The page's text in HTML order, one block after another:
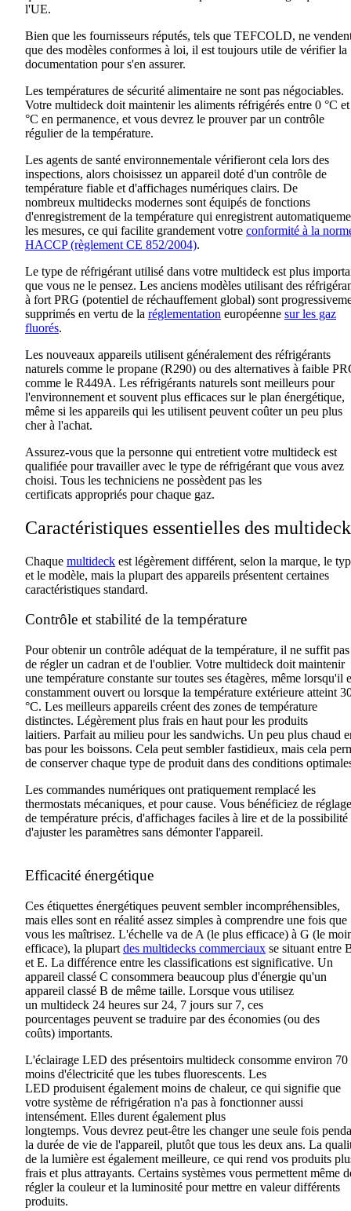
l'UE.
Bien que les fournisseurs réputés, tels que TEFCOLD, ne
que des modèles conformes à loi, il est toujours utile de vérifier la
documentation pour s'en assurer.
Les températures de sécurité alimentaire ne sont pas négociables.
Votre multideck doit maintenir les aliments réfrigérés entre 0 °C
°C en permanence, et vous devrez le prouver par un contrôle
régulier de la température.
Les agents de santé environnementale vérifieront cela lors des
inspections, alors choisissez un appareil doté d'un contrôle de
température fiable et d'affichages numériques clairs. De
nombreux multidecks modernes sont équipés de fonctions
d'enregistrement de la température qui enregistrent
les mesures, ce qui facilite grandement votre conformité à la
HACCP (règlement CE 852/2004).
Le type de réfrigérant utilisé dans votre multideck est plus
que vous ne le pensez. Les anciens modèles utilisant des
à fort PRG (potentiel de réchauffement global) sont
supprimés en vertu de la réglementation européenne sur les gaz
fluorés.
Les nouveaux appareils utilisent généralement des réfrigérants
naturels comme le propane (R290) ou des alternatives à faible
comme le R449A. Les réfrigérants naturels sont meilleurs pour
l'environnement et souvent plus efficaces sur le plan énergétique,
même si les appareils qui les utilisent peuvent coûter un peu plus
cher à l'achat.
Assurez-vous que la personne qui entretient votre multideck est
qualifiée pour travailler avec le type de réfrigérant que vous avez
choisi. Tous les techniciens ne possèdent pas les
certificats appropriés pour chaque gaz.
Caractéristiques essentielles des
Chaque multideck est légèrement différent, selon la marque, le
et le modèle, mais la plupart des appareils présentent certaines
caractéristiques standard.
Contrôle et stabilité de la température
Pour obtenir un contrôle adéquat de la température, il ne suffit pas
de régler un cadran et de l'oublier. Votre multideck doit maintenir
une température constante sur toutes ses étagères, même lorsqu'il
constamment ouvert ou lorsque la température extérieure atteint
°C. Les meilleurs appareils créent des zones de température
distinctes. Légèrement plus frais en haut pour les produits
laitiers. Parfait au milieu pour les sandwichs. Un peu plus chaud
bas pour les boissons. Cela peut sembler fastidieux, mais cela
de conserver chaque type de produit dans des conditions
Les commandes numériques ont pratiquement remplacé les
thermostats mécaniques, et pour cause. Vous bénéficiez de
de température précis, d'affichages faciles à lire et de la possibilité
d'ajuster les paramètres sans démonter l'appareil.
Efficacité énergétique
Ces étiquettes énergétiques peuvent semblerincompréhensibles,
mais elles sont en réalité assez simples à comprendre une fois que
vous les maîtrisez. L'échelle va de A (le plus efficace) à G (le
efficace), la plupart des multidecks commerciaux se situant entre
et E. La différence entre les classifications est significative. Un
appareil classé C consommera beaucoup plus d'énergie qu'un
appareil classé B de même taille. Lorsque vous utilisez
un multideck 24 heures sur 24, 7 jours sur 7, ces
pourcentages peuvent se traduire pardes économies (ou des
coûts) importants.
L'éclairage LED des présentoirs multideck consomme environ 70
moins d'électricité que les tubes fluorescents. Les
LED produisent également moins de chaleur, ce qui signifie que
votre système de réfrigération n'a pas à fonctionner aussi
intensément. Elles durent également plus
longtemps. Vous devrez peut-être les changer une seule fois
la durée de vie de l'appareil, plutôt que tous les deux ans. La
de la lumière est également meilleure, ce qui rend vos produits
frais et plus attrayants. Certains systèmes vous permettent même
régler la couleuret la luminosité pour mettre en valeur différents
produits.